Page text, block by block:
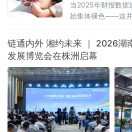
当2025年财报数据
始集体褪色——这并
链通内外 湘约未来 ｜ 2026湖
发展博览会在株洲启幕